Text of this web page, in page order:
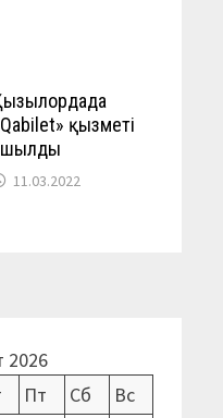
қызметі
11.03.2022
2026
Пт Сб
Вс